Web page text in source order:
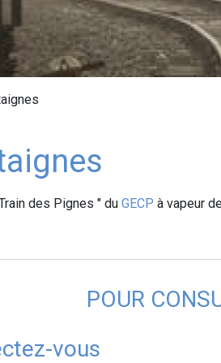
des Pignes " du GECP à vapeur
POUR
vous